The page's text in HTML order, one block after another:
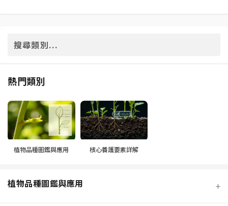
熱門類別
植物品種圖鑑與應用 核心養護要素詳解
植物品種圖鑑與應用 +